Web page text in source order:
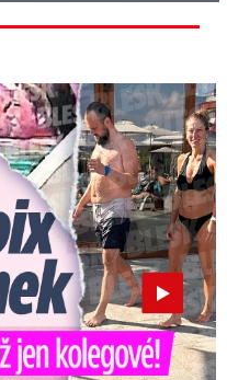
kolegou z ODS